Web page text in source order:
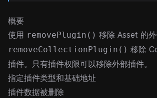
概要
使用 removePlugin() 移除 Asset 的
removeCollectionPlugin() 移除
插件。只有插件权限可以移除外部插件。
指定插件类型和基础地址
插件数据被删除